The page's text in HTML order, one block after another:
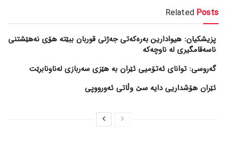
Related Posts
پزیشکیان: هیوادارین بەرەکەتی جەژنی قوربان ببێتە هۆی نەهێشتنی
ناسەقامگیری لە ناوچەکە
گەروسی: توانای ئەتۆمیی ئێران بە هێزی سەربازی لەناونابرێت
ئێران هۆشداریی دایە سێ وڵاتی ئەورووپی